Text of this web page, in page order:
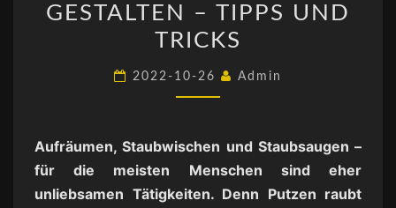
EINFACH
GESTALTEN
TIPPS
GESTALTEN – TIPPS UND
TRICKS
2022-10-26 Admin
Aufräumen, Staubwischen und Staubsaugen –
für die meisten Menschen sind eher
unliebsamen Tätigkeiten. Denn Putzen raubt